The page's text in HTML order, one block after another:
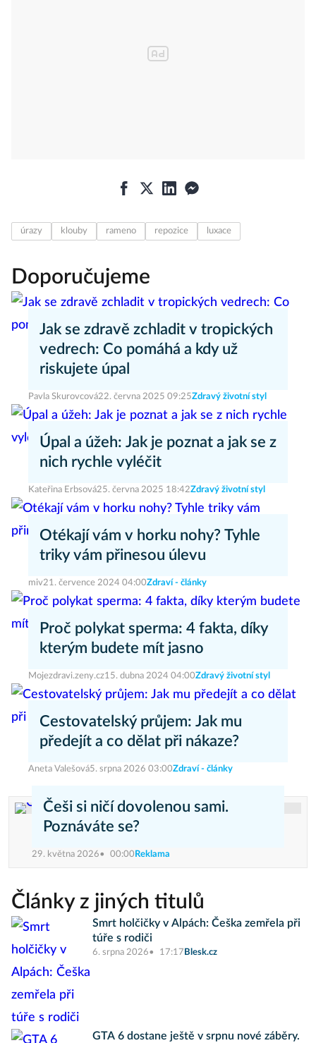
úrazy klouby rameno repozice luxace
Doporučujeme
Jak se zdravě zchladit v tropických
vedrech: Co pomáhá a kdy už
riskujete úpal
Pavla Skurovcová22. června 2025 09:25Zdravý životní styl
Úpal a úžeh: Jak je poznat a jak se z
nich rychle vyléčit
Kateřina Erbsová25. června 2025 18:42Zdravý životní styl
Otékají vám v horku nohy? Tyhle
triky vám přinesou úlevu
miv21. července 2024 04:00Zdraví - články
Proč polykat sperma: 4 fakta, díky
kterým budete mít jasno
Mojezdravi.zeny.cz15. dubna 2024 04:00Zdravý životní styl
Cestovatelský průjem: Jak mu
předejít a co dělat při nákaze?
Aneta Valešová5. srpna 2026 03:00Zdraví - články
Češi si ničí dovolenou sami.
Poznáváte se?
29. května 2026 00:00 Reklama
Články z jiných titulů
Smrt holčičky v Alpách: Češka zemřela při
túře s rodiči
6. srpna 2026 17:17 Blesk.cz
GTA 6 dostane ještě v srpnu nové záběry.